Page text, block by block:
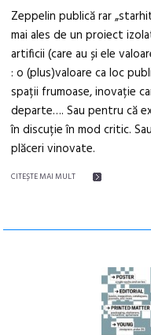
Zeppelin publică rar
mai ales de un proiect
artificii (care au și ele
: o (plus)valoare ca loc
spații frumoase, inovație
departe…. Sau pentru că
în discuție în mod critic.
plăceri vinovate.
CITEŞTE MAI MULT